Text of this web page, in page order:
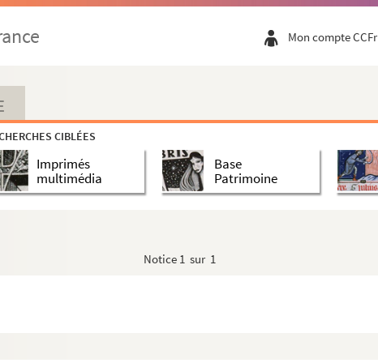
Mon compte CCFr
CIBLÉES
Imprimés
multimédia
Base
Patrimoine
Notice 1 sur 1
régionale de Paris